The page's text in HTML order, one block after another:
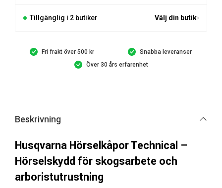
Tillgänglig i 2 butiker Välj din butik
Fri frakt över 500 kr
Snabba leveranser
Över 30 års erfarenhet
Beskrivning
Husqvarna Hörselkåpor Technical –
Hörselskydd för skogsarbete och
arboristutrustning